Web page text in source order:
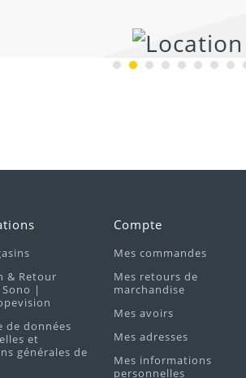
& Retour
|
de données
et
générales de
Compte
Mes commandes
Mes retours de
marchandise
Mes avoirs
Mes adresses
Mes informations
personnelles